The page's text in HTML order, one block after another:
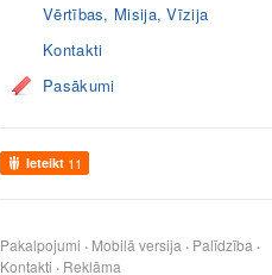
Vērtības, Misija, Vīzija
Kontakti
Pasākumi
Ieteikt 11
Pakalpojumi Mobilā versija
Palīdzība
Kontakti
Reklāma